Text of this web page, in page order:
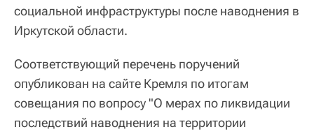
социальной инфраструктуры после наводнения в
Иркутской области.
Соответствующий перечень поручений
опубликован на сайте Кремля по итогам
совещания по вопросу "О мерах по ликвидации
последствий наводнения на территории